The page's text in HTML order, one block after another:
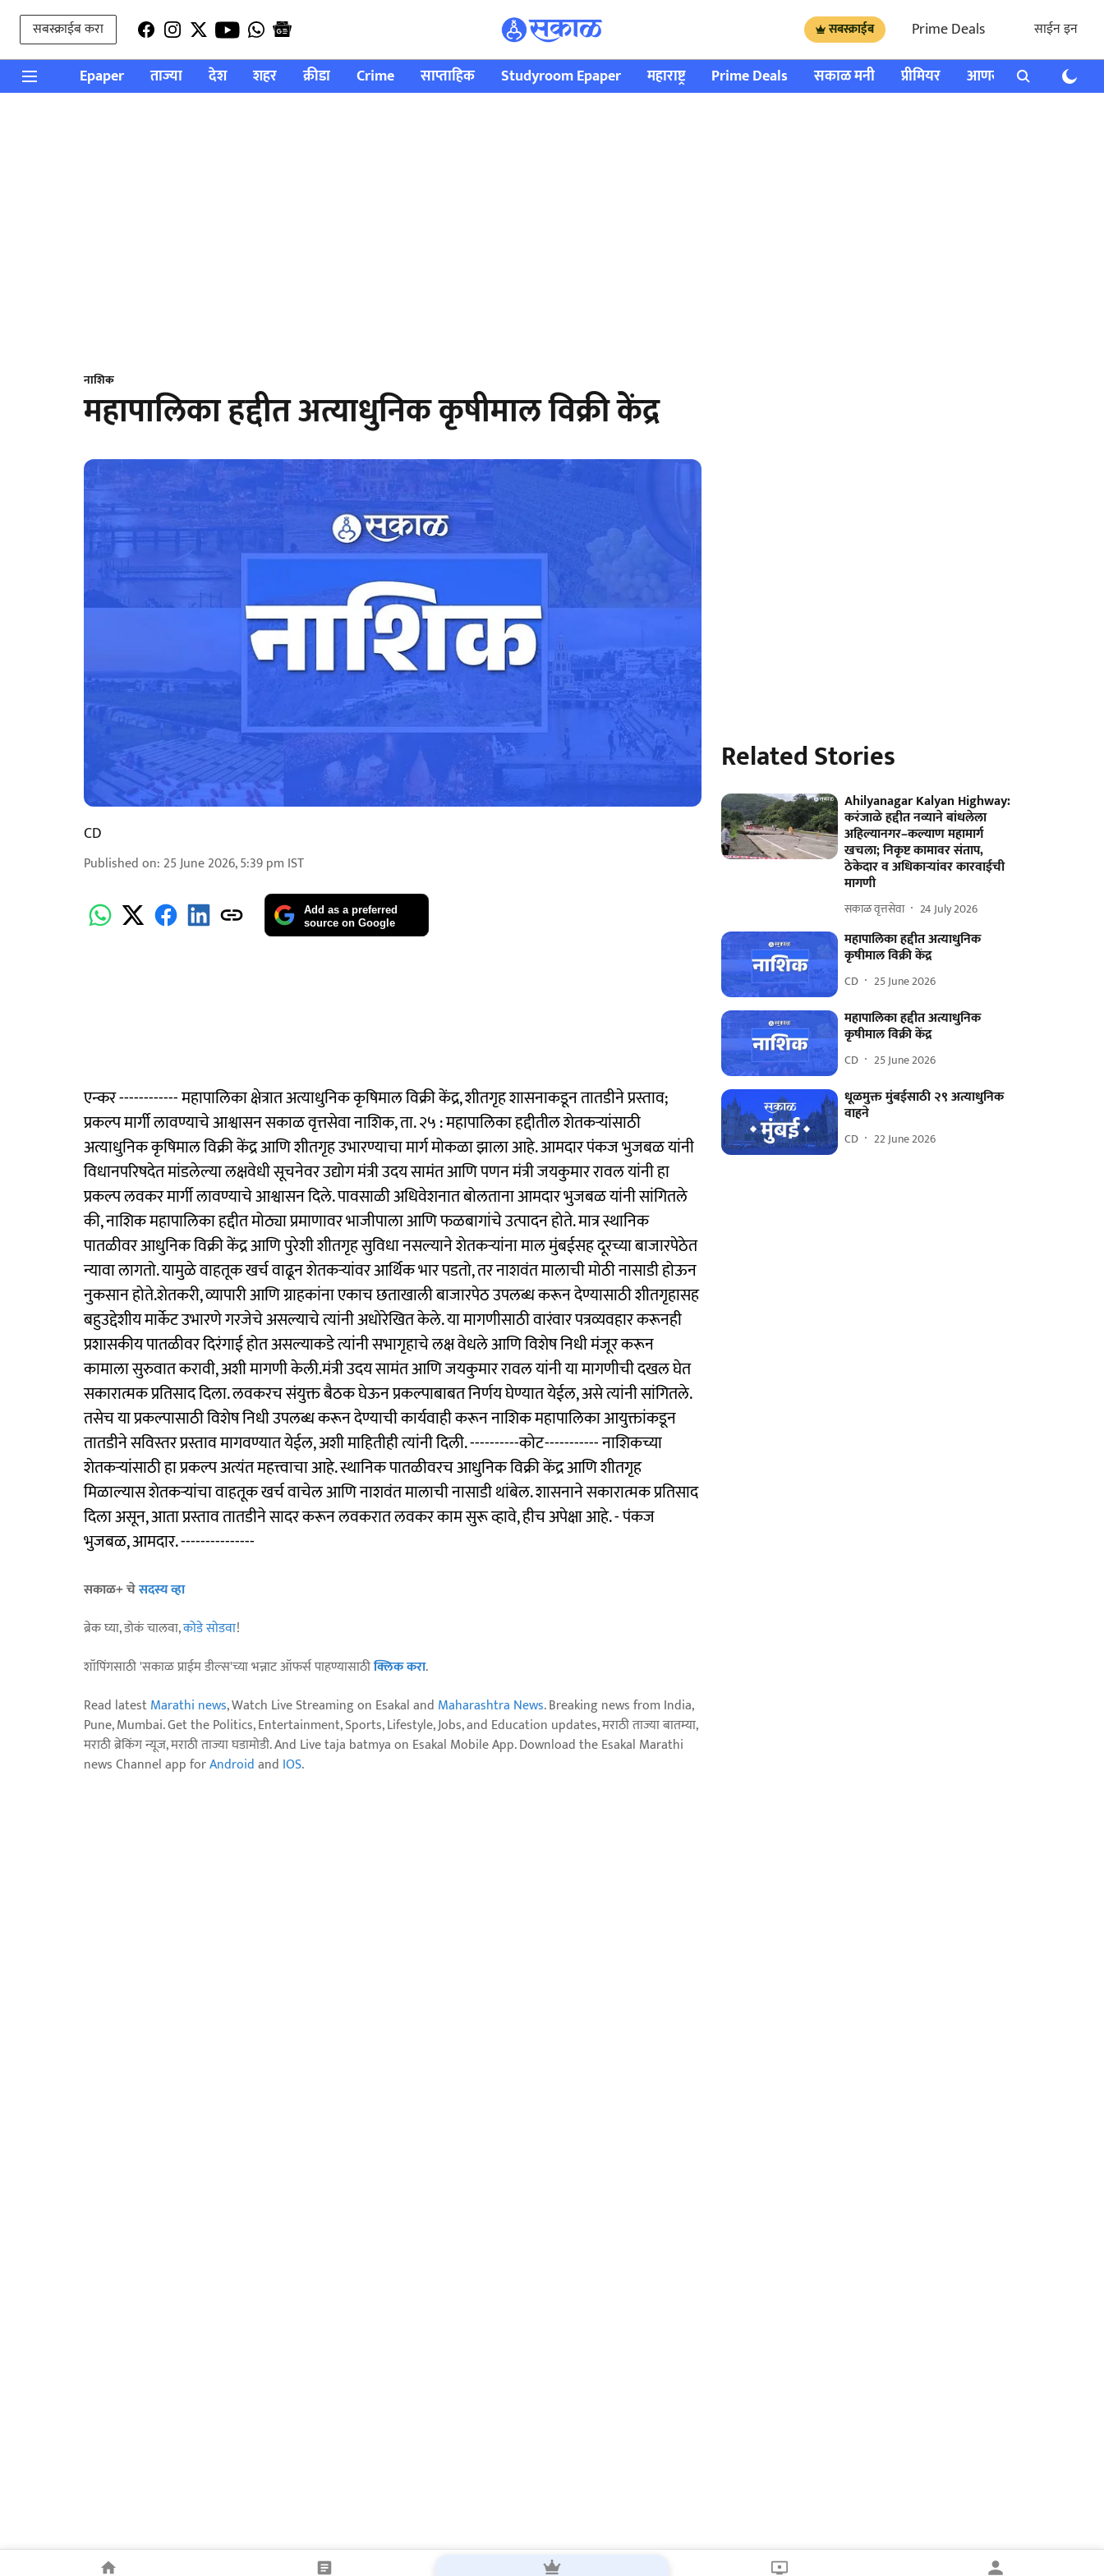
सबस्क्राईब करा सबस्क्राईब Prime Deals साईन इन
Epaper ताज्या देश शहर क्रीडा Crime साप्ताहिक Studyroom Epaper महाराष्ट्र Prime Deals सकाळ मनी प्रीमियर आणखी राशी भविष्य
नाशिक
महापालिका हद्दीत अत्याधुनिक कृषीमाल विक्री केंद्र
CD
Published on: 25 June 2026, 5:39 pm IST
Add as a preferred
source on Google
एन्कर ------------ महापालिका क्षेत्रात अत्याधुनिक कृषिमाल विक्री केंद्र, शीतगृह शासनाकडून तातडीने प्रस्ताव;
प्रकल्प मार्गी लावण्याचे आश्वासन सकाळ वृत्तसेवा नाशिक, ता. २५ : महापालिका हद्दीतील शेतकऱ्यांसाठी
अत्याधुनिक कृषिमाल विक्री केंद्र आणि शीतगृह उभारण्याचा मार्ग मोकळा झाला आहे. आमदार पंकज भुजबळ यांनी
विधानपरिषदेत मांडलेल्या लक्षवेधी सूचनेवर उद्योग मंत्री उदय सामंत आणि पणन मंत्री जयकुमार रावल यांनी हा
प्रकल्प लवकर मार्गी लावण्याचे आश्वासन दिले. पावसाळी अधिवेशनात बोलताना आमदार भुजबळ यांनी सांगितले
की, नाशिक महापालिका हद्दीत मोठ्या प्रमाणावर भाजीपाला आणि फळबागांचे उत्पादन होते. मात्र स्थानिक
पातळीवर आधुनिक विक्री केंद्र आणि पुरेशी शीतगृह सुविधा नसल्याने शेतकऱ्यांना माल मुंबईसह दूरच्या बाजारपेठेत
न्यावा लागतो. यामुळे वाहतूक खर्च वाढून शेतकऱ्यांवर आर्थिक भार पडतो, तर नाशवंत मालाची मोठी नासाडी होऊन
नुकसान होते.शेतकरी, व्यापारी आणि ग्राहकांना एकाच छताखाली बाजारपेठ उपलब्ध करून देण्यासाठी शीतगृहासह
बहुउद्देशीय मार्केट उभारणे गरजेचे असल्याचे त्यांनी अधोरेखित केले. या मागणीसाठी वारंवार पत्रव्यवहार करूनही
प्रशासकीय पातळीवर दिरंगाई होत असल्याकडे त्यांनी सभागृहाचे लक्ष वेधले आणि विशेष निधी मंजूर करून
कामाला सुरुवात करावी, अशी मागणी केली.मंत्री उदय सामंत आणि जयकुमार रावल यांनी या मागणीची दखल घेत
सकारात्मक प्रतिसाद दिला. लवकरच संयुक्त बैठक घेऊन प्रकल्पाबाबत निर्णय घेण्यात येईल, असे त्यांनी सांगितले.
तसेच या प्रकल्पासाठी विशेष निधी उपलब्ध करून देण्याची कार्यवाही करून नाशिक महापालिका आयुक्तांकडून
तातडीने सविस्तर प्रस्ताव मागवण्यात येईल, अशी माहितीही त्यांनी दिली. ----------कोट----------- नाशिकच्या
शेतकऱ्यांसाठी हा प्रकल्प अत्यंत महत्त्वाचा आहे. स्थानिक पातळीवरच आधुनिक विक्री केंद्र आणि शीतगृह
मिळाल्यास शेतकऱ्यांचा वाहतूक खर्च वाचेल आणि नाशवंत मालाची नासाडी थांबेल. शासनाने सकारात्मक प्रतिसाद
दिला असून, आता प्रस्ताव तातडीने सादर करून लवकरात लवकर काम सुरू व्हावे, हीच अपेक्षा आहे. - पंकज
भुजबळ, आमदार. ---------------
सकाळ+ चेसदस्य व्हा
ब्रेक घ्या, डोकं चालवा,कोडे सोडवा!
शॉपिंगसाठी 'सकाळ प्राईम डील्स'च्या भन्नाट ऑफर्स पाहण्यासाठीक्लिक करा.
Read latestMarathi news, Watch Live Streaming on Esakal and Maharashtra News. Breaking news from India,
Pune, Mumbai. Get the Politics, Entertainment, Sports, Lifestyle, Jobs, and Education updates, मराठी ताज्या बातम्या,
मराठी ब्रेकिंग न्यूज, मराठी ताज्या घडामोडी. And Live taja batmya on Esakal Mobile App. Download the Esakal Marathi
news Channel app forAndroidand IOS.
Related Stories
Ahilyanagar Kalyan Highway:
करंजाळे हद्दीत नव्याने बांधलेला
अहिल्यानगर–कल्याण महामार्ग
खचला; निकृष्ट कामावर संताप,
ठेकेदार व अधिकाऱ्यांवर कारवाईची
मागणी
सकाळ वृत्तसेवा 24 July 2026
महापालिका हद्दीत अत्याधुनिक
कृषीमाल विक्री केंद्र
CD 25 June 2026
महापालिका हद्दीत अत्याधुनिक
कृषीमाल विक्री केंद्र
CD 25 June 2026
धूळमुक्त मुंबईसाठी २९ अत्याधुनिक
वाहने
CD 22 June 2026